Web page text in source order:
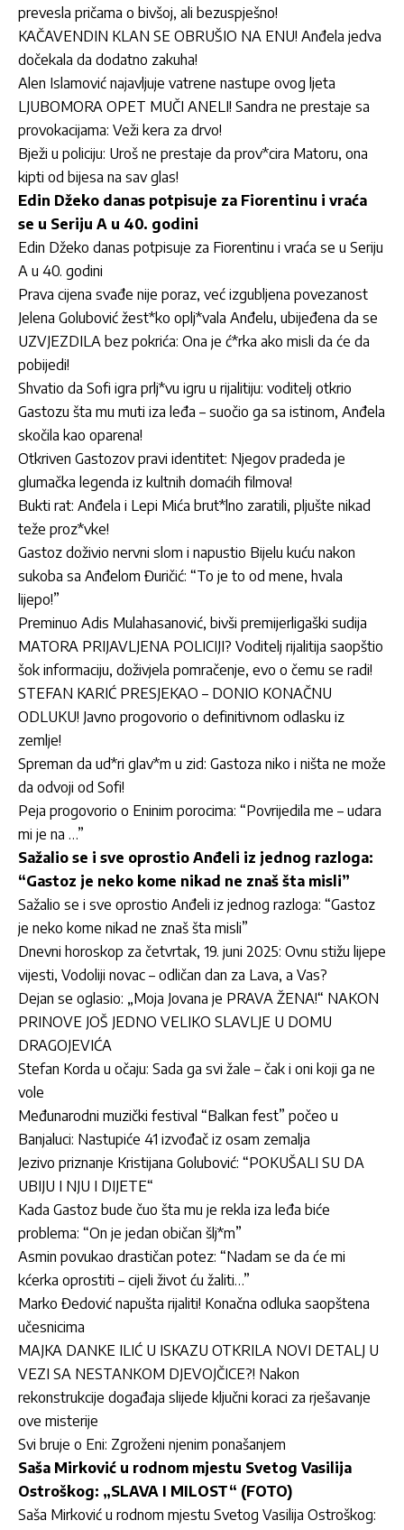
prevesla pričama o bivšoj, ali bezuspješno!
KAČAVENDIN KLAN SE OBRUŠIO NA ENU! Anđela jedva
dočekala da dodatno zakuha!
Alen Islamović najavljuje vatrene nastupe ovog ljeta
LJUBOMORA OPET MUČI ANELI! Sandra ne prestaje sa
provokacijama: Veži kera za drvo!
Bježi u policiju: Uroš ne prestaje da prov*cira Matoru, ona
kipti od bijesa na sav glas!
Edin Džeko danas potpisuje za Fiorentinu i vraća
se u Seriju A u 40. godini
Edin Džeko danas potpisuje za Fiorentinu i vraća se u Seriju
A u 40. godini
Prava cijena svađe nije poraz, već izgubljena povezanost
Jelena Golubović žest*ko oplj*vala Anđelu, ubijeđena da se
UZVJEZDILA bez pokrića: Ona je ć*rka ako misli da će da
pobijedi!
Shvatio da Sofi igra prlj*vu igru u rijalitiju: voditelj otkrio
Gastozu šta mu muti iza leđa – suočio ga sa istinom, Anđela
skočila kao oparena!
Otkriven Gastozov pravi identitet: Njegov pradeda je
glumačka legenda iz kultnih domaćih filmova!
Bukti rat: Anđela i Lepi Mića brut*lno zaratili, pljušte nikad
teže proz*vke!
Gastoz doživio nervni slom i napustio Bijelu kuću nakon
sukoba sa Anđelom Đuričić: “To je to od mene, hvala
lijepo!”
Preminuo Adis Mulahasanović, bivši premijerligaški sudija
MATORA PRIJAVLJENA POLICIJI? Voditelj rijalitija saopštio
šok informaciju, doživjela pomračenje, evo o čemu se radi!
STEFAN KARIĆ PRESJEKAO – DONIO KONAČNU
ODLUKU! Javno progovorio o definitivnom odlasku iz
zemlje!
Spreman da ud*ri glav*m u zid: Gastoza niko i ništa ne može
da odvoji od Sofi!
Peja progovorio o Eninim porocima: “Povrijedila me – udara
mi je na …”
Sažalio se i sve oprostio Anđeli iz jednog razloga:
“Gastoz je neko kome nikad ne znaš šta misli”
Sažalio se i sve oprostio Anđeli iz jednog razloga: “Gastoz
je neko kome nikad ne znaš šta misli”
Dnevni horoskop za četvrtak, 19. juni 2025: Ovnu stižu lijepe
vijesti, Vodoliji novac – odličan dan za Lava, a Vas?
Dejan se oglasio: „Moja Jovana je PRAVA ŽENA!“ NAKON
PRINOVE JOŠ JEDNO VELIKO SLAVLJE U DOMU
DRAGOJEVIĆA
Stefan Korda u očaju: Sada ga svi žale – čak i oni koji ga ne
vole
Međunarodni muzički festival “Balkan fest” počeo u
Banjaluci: Nastupiće 41 izvođač iz osam zemalja
Jezivo priznanje Kristijana Golubović: “POKUŠALI SU DA
UBIJU I NJU I DIJETE“
Kada Gastoz bude čuo šta mu je rekla iza leđa biće
problema: “On je jedan običan šlj*m”
Asmin povukao drastičan potez: “Nadam se da će mi
kćerka oprostiti – cijeli život ću žaliti…”
Marko Đedović napušta rijaliti! Konačna odluka saopštena
učesnicima
MAJKA DANKE ILIĆ U ISKAZU OTKRILA NOVI DETALJ U
VEZI SA NESTANKOM DJEVOJČICE?! Nakon
rekonstrukcije događaja slijede ključni koraci za rješavanje
ove misterije
Svi bruje o Eni: Zgroženi njenim ponašanjem
Saša Mirković u rodnom mjestu Svetog Vasilija
Ostroškog: „SLAVA I MILOST“ (FOTO)
Saša Mirković u rodnom mjestu Svetog Vasilija Ostroškog: